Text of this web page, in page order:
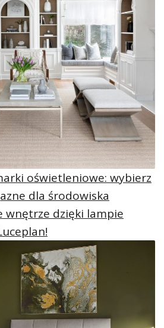
oświetleniowe: wybierz
dla środowiska
wnętrze dzięki lampie